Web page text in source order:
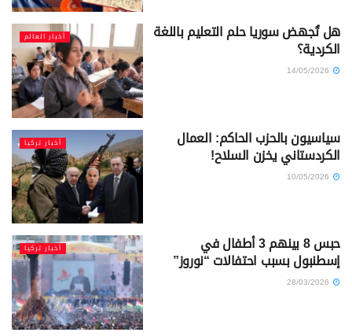
أخبار العالم هل تُجهض سوريا حلم التعليم باللغة
الكردية؟
أخبار تركيا سياسيون بالحزب الحاكم: العمال
الكردستاني يخزن السلاح!
أخبار تركيا حبس 8 بينهم 3 أطفال في
إسطنبول بسبب احتفالات “نوروز”